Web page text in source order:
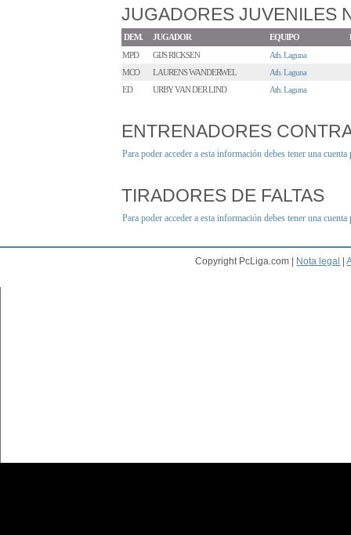
JUGADORES JUVENILES
DEM. JUGADOR EQUIPO
MPD
GIJS RICKSEN
Ath. Laguna
MCO
LAURENS WANDERWEL
Ath. Laguna
ED
URBY VAN DER LIND Ath. Laguna
ENTRENADORES
Para poder acceder a esta información debes tener una
TIRADORES DE FALTAS
Para poder acceder a esta información debes tener una
Copyright PcLiga.com | Nota legal |